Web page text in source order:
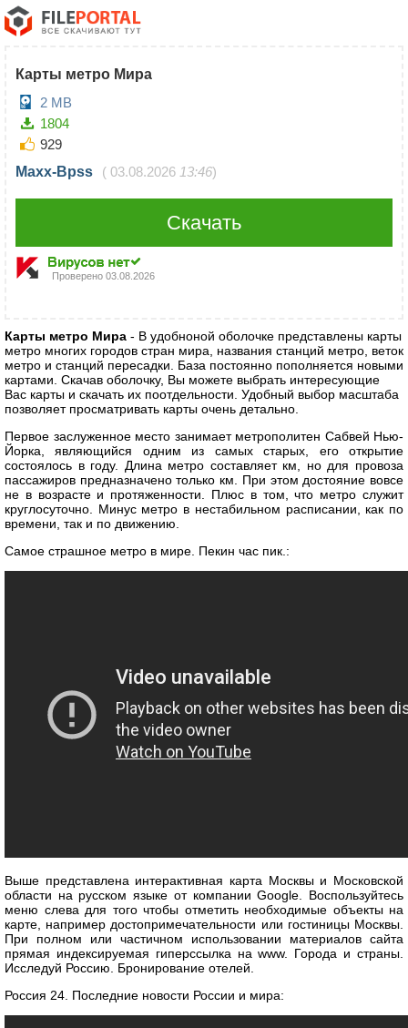
Карты метро Мира
2 MB
1804
929
Maxx-Bpss
( 03.08.2026 13:46)
Скачать
Проверено 03.08.2026
Карты метро Мира - В удобноной оболочке представлены карты
метро многих городов стран мира, названия станций метро, веток
метро и станций пересадки. База постоянно пополняется новыми
картами. Скачав оболочку, Вы можете выбрать интересующие
Вас карты и скачать их поотдельности. Удобный выбор масштаба
позволяет просматривать карты очень детально.
Первое заслуженное место занимает метрополитен Сабвей Нью-
Йорка, являющийся одним из самых старых, его открытие
состоялось в году. Длина метро составляет км, но для провоза
пассажиров предназначено только км. При этом достояние вовсе
не в возрасте и протяженности. Плюс в том, что метро служит
круглосуточно. Минус метро в нестабильном расписании, как по
времени, так и по движению.
Самое страшное метро в мире. Пекин час пик.:
Выше представлена интерактивная карта Москвы и Московской
области на русском языке от компании Google. Воспользуйтесь
меню слева для того чтобы отметить необходимые объекты на
карте, например достопримечательности или гостиницы Москвы.
При полном или частичном использовании материалов сайта
прямая индексируемая гиперссылка на www. Города и страны.
Исследуй Россию. Бронирование отелей.
Россия 24. Последние новости России и мира: